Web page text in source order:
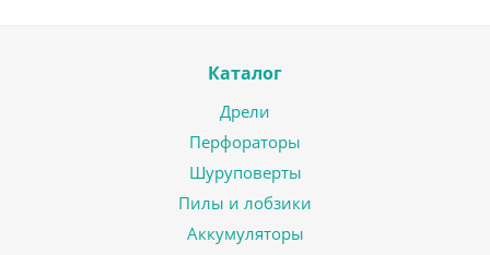
Каталог
Дрели
Перфораторы
Шуруповерты
Пилы и лобзики
Аккумуляторы